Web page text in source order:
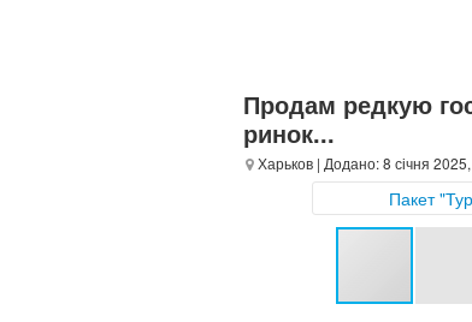
Продам редкую
ринок...
Харьков | Додано: 8 січня
Пакет